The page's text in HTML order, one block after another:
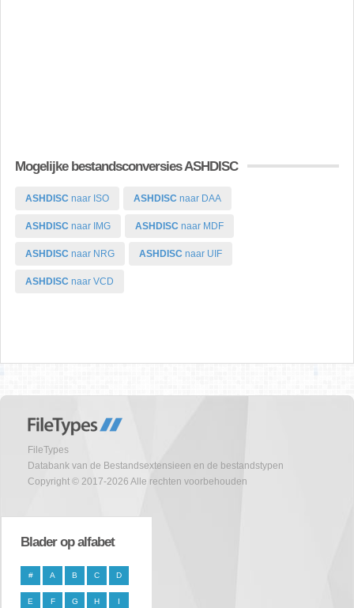
Mogelijke bestandsconversies ASHDISC
ASHDISC naar ISO ASHDISC naar DAA
ASHDISC naar IMG ASHDISC naar MDF
ASHDISC naar NRG ASHDISC naar UIF
ASHDISC naar VCD
FileTypes
Databank van de Bestandsextensieen en de bestandstypen
Copyright © 2017-2026 Alle rechten voorbehouden
Blader op alfabet
# A B C D
E F G H I